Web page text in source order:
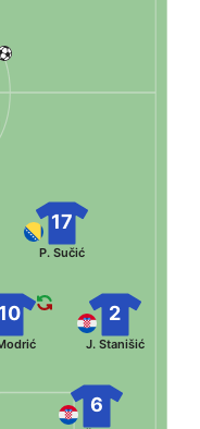
6
10 2
J. Stanišić
17
P. Sučić